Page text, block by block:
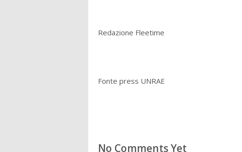
Redazione Fleetime
Fonte press UNRAE
No Comments Yet